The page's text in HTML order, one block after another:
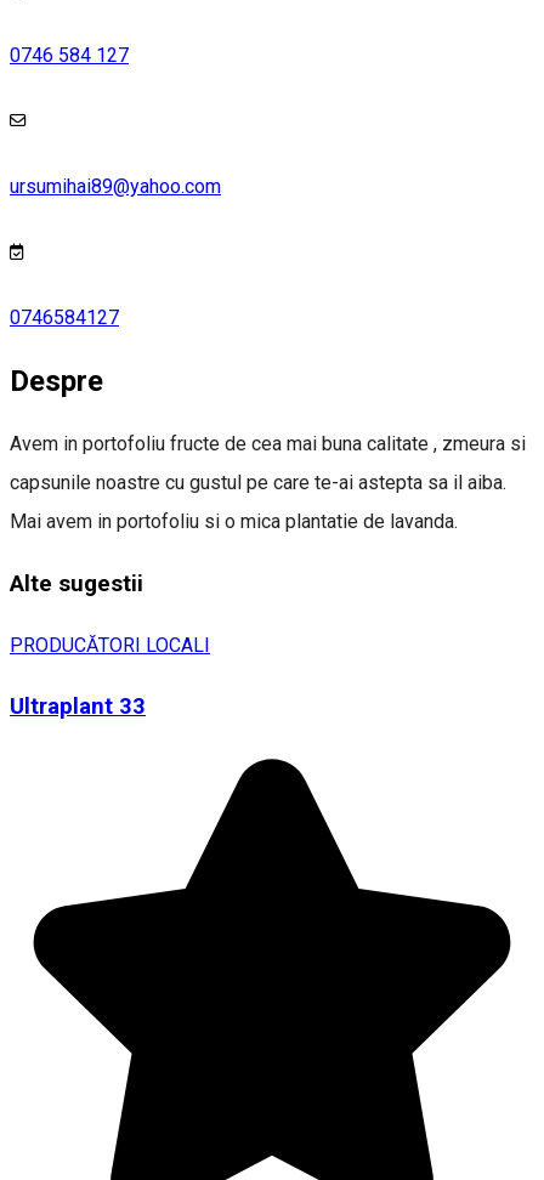
0746 584 127
ursumihai89@yahoo.com
0746584127
Despre
Avem in portofoliu fructe de cea mai buna calitate , zmeura si
capsunile noastre cu gustul pe care te-ai astepta sa il aiba.
Mai avem in portofoliu si o mica plantatie de lavanda.
Alte sugestii
PRODUCĂTORI LOCALI
Ultraplant 33